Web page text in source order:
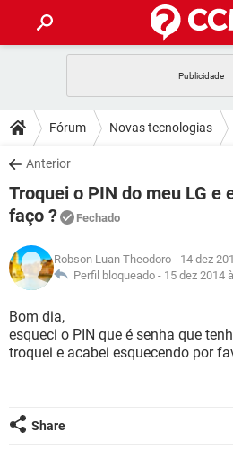
CELULAR
OUTLOOK
INSTAGRAM
GUIA DE COMPRAS
DICAS
JOGOS
OUTLOOK
GUIA DE COMPRAS
DOWNLOADS
JOGOS
CELULAR
OUTLOOK
INSTAGRAM
GUIA DE COMPRAS
FÓRUM
CELULAR
INSTAGRAM
GUIA DE COMPRAS
GLOSSÁRIO
JOGOS
CELULAR
OUTLOOK
Fórum Novas tecnologias
Anterior
Troquei o PIN do meu LG e
faço ?
Fechado
Robson Luan Theodoro - 14 dez
Perfil bloqueado - 15 dez 2014
Bom dia,
esqueci o PIN que é senha que
troquei e acabei esquecendo por
Share